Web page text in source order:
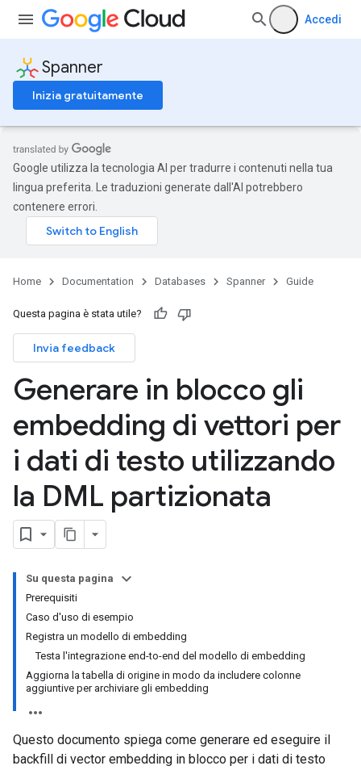
Accedi
Spanner
Inizia gratuitamente
Google utilizza la tecnologia AI per tradurre i contenuti nella tua
lingua preferita. Le traduzioni generate dall'AI potrebbero
contenere errori.
Home Documentation Databases Spanner Guide
Questa pagina è stata utile?
Invia feedback
Generare in blocco gli
embedding di vettori per
i dati di testo utilizzando
la DML partizionata
Su questa pagina
Prerequisiti
Caso d'uso di esempio
Registra un modello di embedding
Testa l'integrazione end-to-end del modello di embedding
Aggiorna la tabella di origine in modo da includere colonne
aggiuntive per archiviare gli embedding
Questo documento spiega come generare ed eseguire il
backfill di vector embedding in blocco per i dati di testo